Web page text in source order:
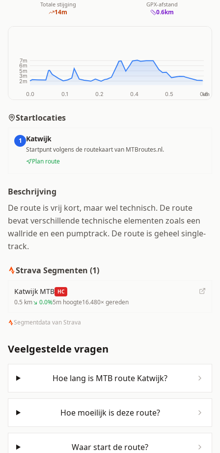
Totale stijging
14m
GPX-afstand
0.6km
Startlocaties
1 Katwijk
Startpunt volgens de routekaart van MTBroutes.nl.
Plan route
Beschrijving
De route is vrij kort, maar wel technisch. De route
bevat verschillende technische elementen zoals een
wallride en een pumptrack. De route is geheel single-
track.
Strava Segmenten (1)
Katwijk MTB HC
0.5 km↘ 0.0%5m hoogte16.480× gereden
Segmentdata van Strava
Veelgestelde vragen
Hoe lang is MTB route Katwijk?
Hoe moeilijk is deze route?
Waar start de route?